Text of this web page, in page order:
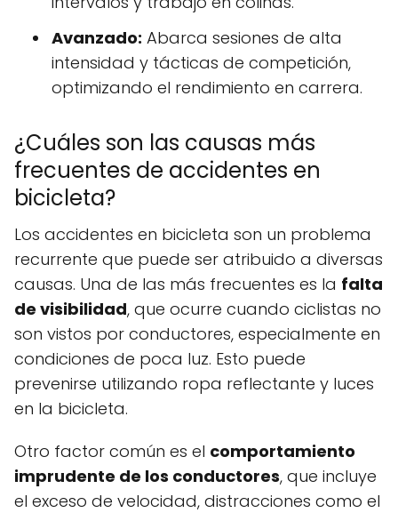
Avanzado: Abarca sesiones de alta
intensidad y tácticas de competición,
optimizando el rendimiento en carrera.
¿Cuáles son las causas más
frecuentes de accidentes en
bicicleta?
Los accidentes en bicicleta son un problema
recurrente que puede ser atribuido a diversas
causas. Una de las más frecuentes es la falta
de visibilidad, que ocurre cuando ciclistas no
son vistos por conductores, especialmente en
condiciones de poca luz. Esto puede
prevenirse utilizando ropa reflectante y luces
en la bicicleta.
Otro factor común es el comportamiento
imprudente de los conductores, que incluye
el exceso de velocidad, distracciones como el